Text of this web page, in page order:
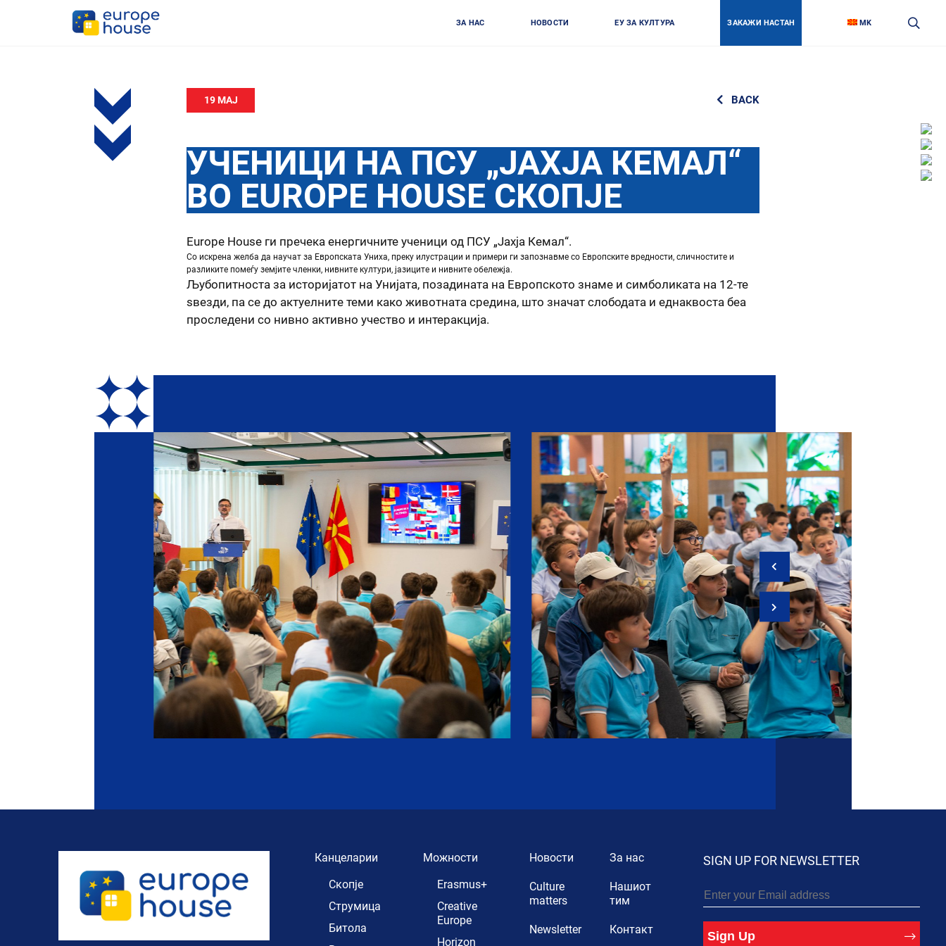
ЗА НАС НОВОСТИ ЕУ ЗА КУЛТУРА ЗАКАЖИ НАСТАН MK
Link
Link
Link
19 МАЈ BACK
УЧЕНИЦИ НА ПСУ „ЈАХЈА КЕМАЛ“
ВО EUROPE HOUSE СКОПЈЕ
Europe House ги пречека енергичните ученици од ПСУ „Јахја Кемал“.
Со искрена желба да научат за Европската Униха, преку илустрации и примери ги запознавме со Европските вредности, сличностите и
разликите помеѓу земјите членки, нивните култури, јазиците и нивните обележја.
Љубопитноста за историјатот на Унијата, позадината на Европското знаме и симболиката на 12-те
sвезди, па се до актуелнитe теми како животната средина, што значат слободата и еднаквоста беа
проследени со нивно активно учество и интеракција.
Канцеларии
Скопје
Струмица
Битола
Можности
Erasmus+
Creative
Europe
Horizon
Новости
Culture
matters
Newsletter
За нас
Нашиот
тим
Контакт
SIGN UP FOR NEWSLETTER
Sign Up